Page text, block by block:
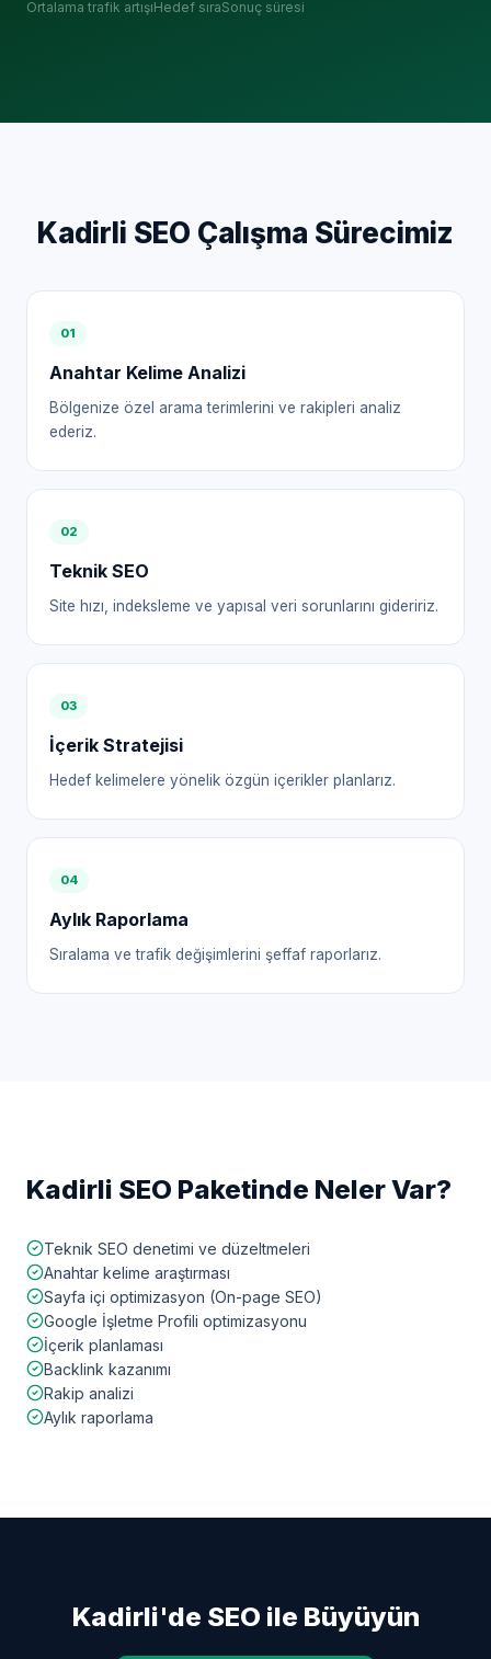
Ortalama trafik artışıHedef sıraSonuç süresi
Kadirli SEO Çalışma Sürecimiz
01
Anahtar Kelime Analizi
Bölgenize özel arama terimlerini ve rakipleri analiz
ederiz.
02
Teknik SEO
Site hızı, indeksleme ve yapısal veri sorunlarını gideririz.
03
İçerik Stratejisi
Hedef kelimelere yönelik özgün içerikler planlarız.
04
Aylık Raporlama
Sıralama ve trafik değişimlerini şeffaf raporlarız.
Kadirli SEO Paketinde Neler Var?
Teknik SEO denetimi ve düzeltmeleri
Anahtar kelime araştırması
Sayfa içi optimizasyon (On-page SEO)
Google İşletme Profili optimizasyonu
İçerik planlaması
Backlink kazanımı
Rakip analizi
Aylık raporlama
Kadirli'de SEO ile Büyüyün